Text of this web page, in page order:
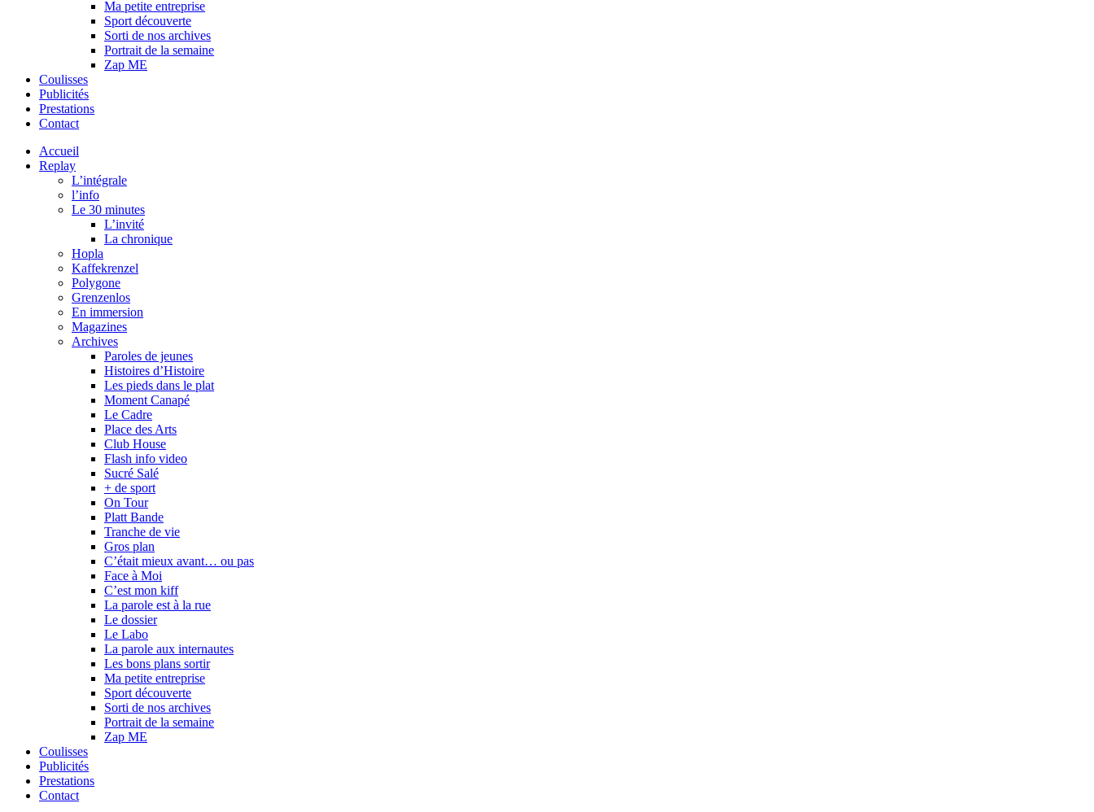
Ma petite entreprise
Sport découverte
Sorti de nos archives
Portrait de la semaine
Zap ME
Coulisses
Publicités
Prestations
Contact
Accueil
Replay
L’intégrale
l’info
Le 30 minutes
L’invité
La chronique
Hopla
Kaffekrenzel
Polygone
Grenzenlos
En immersion
Magazines
Archives
Paroles de jeunes
Histoires d’Histoire
Les pieds dans le plat
Moment Canapé
Le Cadre
Place des Arts
Club House
Flash info video
Sucré Salé
+ de sport
On Tour
Platt Bande
Tranche de vie
Gros plan
C’était mieux avant… ou pas
Face à Moi
C’est mon kiff
La parole est à la rue
Le dossier
Le Labo
La parole aux internautes
Les bons plans sortir
Ma petite entreprise
Sport découverte
Sorti de nos archives
Portrait de la semaine
Zap ME
Coulisses
Publicités
Prestations
Contact